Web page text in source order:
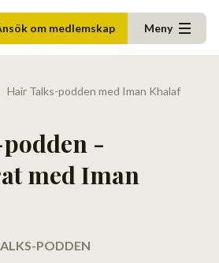
om medlemskap Meny
Hair Talks-podden med Iman Khalaf
-
med Iman
PODDEN